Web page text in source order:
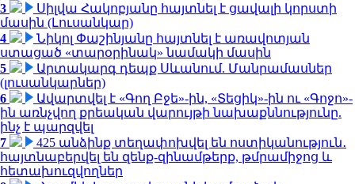
3
Սիլվա Հակոբյանը հայտնել է ցավալի կորստի
մասին (Լուսանկար)
4
Նիկոլ Փաշինյանը հայտնել է առավոտյան
ստացած «տարօրինակ» նամակի մասին
5
Արտակարգ դեպք Սևանում. Մանրամասներ
(լուսանկարներ)
6
Ավարտվել է «Գող Բջե»-ին, «Տեցիկ»-ին ու «Գոջո»-
ին առնչվող քրեական վարույթի նախաքննությունը.
ինչ է պարզվել
7
425 անձինք տեղափոխվել են ոստիկանություն․
հայտնաբերվել են զենք-զինամթերք, թմրամիջոց և
հետախուզվողներ